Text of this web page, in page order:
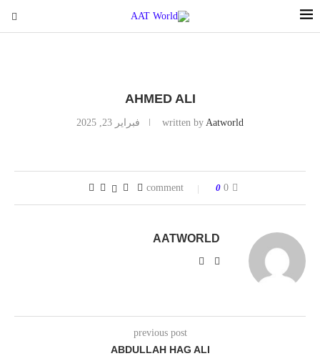
AHMED ALI
written by Aatworld فبراير 23, 2025
0 comment
0
AATWORLD
previous post
ABDULLAH HAG ALI